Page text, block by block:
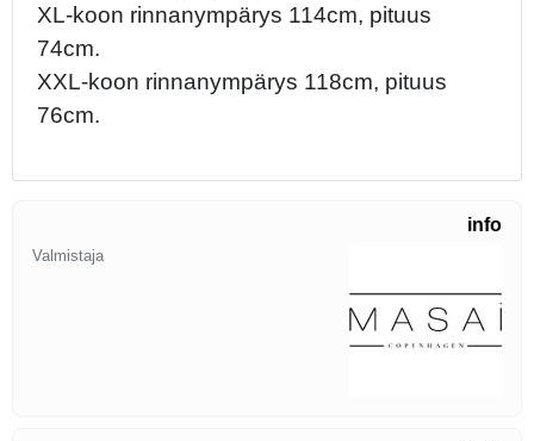
XL-koon rinnanympärys 114cm, pituus
74cm.
XXL-koon rinnanympärys 118cm, pituus
76cm.
info
Valmistaja